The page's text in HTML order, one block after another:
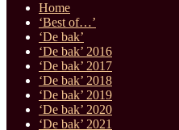
Home
‘Best of…’
‘De bak’
‘De bak’ 2016
‘De bak’ 2017
‘De bak’ 2018
‘De bak’ 2019
‘De bak’ 2020
‘De bak’ 2021